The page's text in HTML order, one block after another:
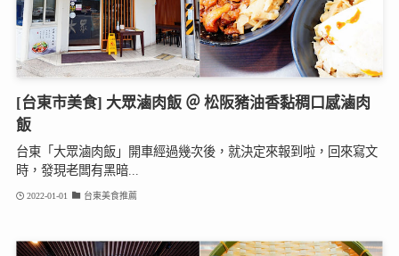
[台東市美食] 大眾滷肉飯 ＠ 松阪豬油香黏稠口感滷肉
飯
台東「大眾滷肉飯」開車經過幾次後，就決定來報到啦，回來寫文
時，發現老闆有黑暗...
2022-01-01 台東美食推薦